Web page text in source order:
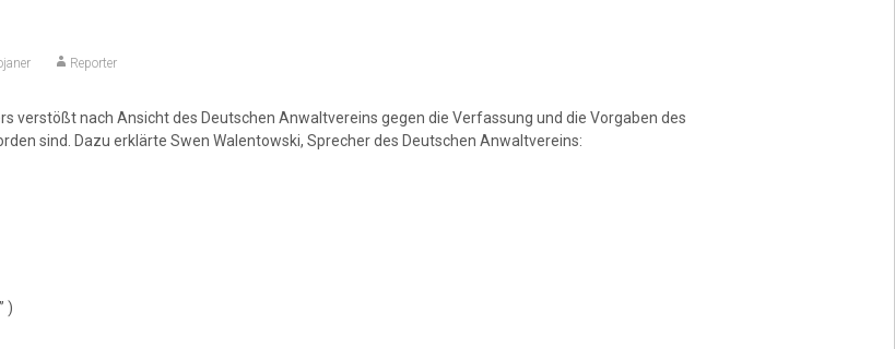
Reporter
verstößt nach Ansicht des Deutschen Anwaltvereins gegen die Verfassung und die Vorgaben des
sind. Dazu erklärte Swen Walentowski, Sprecher des Deutschen Anwaltvereins:
)